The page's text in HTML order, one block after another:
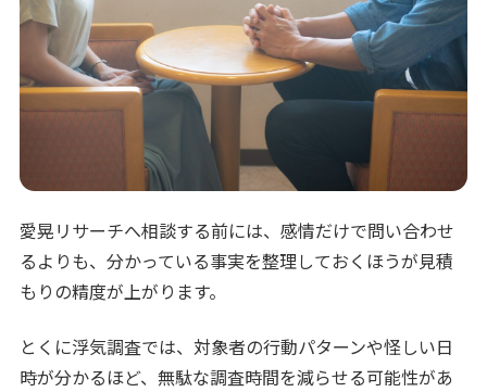
愛晃リサーチへ相談する前には、感情だけで問い合わせ
るよりも、分かっている事実を整理しておくほうが見積
もりの精度が上がります。
とくに浮気調査では、対象者の行動パターンや怪しい日
時が分かるほど、無駄な調査時間を減らせる可能性があ